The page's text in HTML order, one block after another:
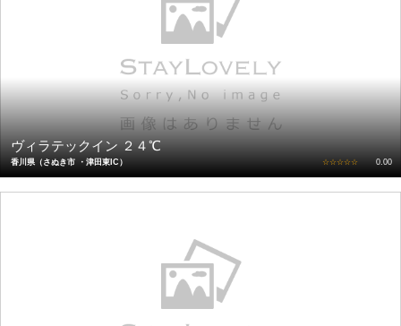
ヴィラテックイン ２４℃
香川県（さぬき市 ・津田東IC） ☆☆☆☆☆ 0.00